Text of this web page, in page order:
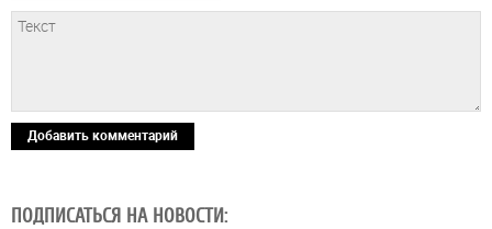
Добавить комментарий
ПОДПИСАТЬСЯ НА НОВОСТИ: